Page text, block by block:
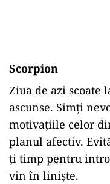
Scorpion
Ziua de azi scoate
ascunse. Simți
motivațiile celor
planul afectiv.
ți timp pentru
vin în liniște.